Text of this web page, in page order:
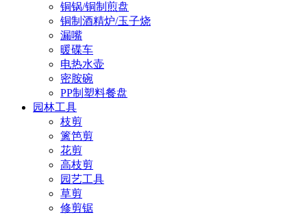
铜锅/铜制煎盘
铜制酒精炉/玉子烧
漏嘴
暖碟车
电热水壶
密胺碗
PP制塑料餐盘
园林工具
枝剪
篱笆剪
花剪
高枝剪
园艺工具
草剪
修剪锯